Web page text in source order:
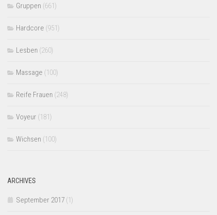
Gruppen (661)
Hardcore (951)
Lesben (260)
Massage (100)
Reife Frauen (248)
Voyeur (181)
Wichsen (100)
ARCHIVES
September 2017 (1)